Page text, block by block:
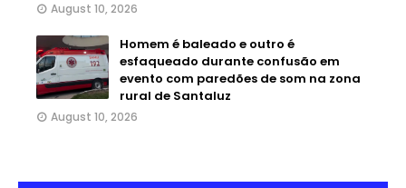
August 10, 2026
Homem é baleado e outro é
esfaqueado durante confusão em
evento com paredões de som na zona
rural de Santaluz
August 10, 2026